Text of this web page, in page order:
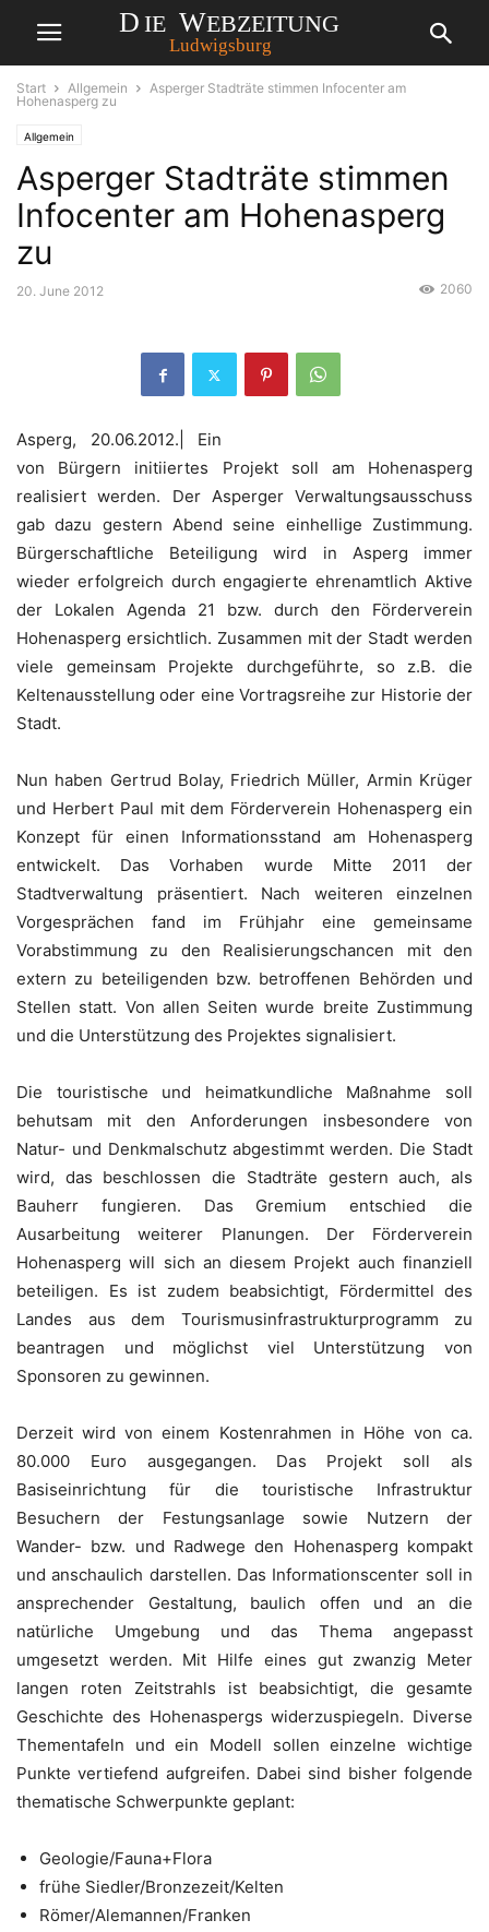
Start Allgemein
Asperger Stadträte stimmen Infocenter am
Hohenasperg zu
Allgemein
Asperger Stadträte stimmen
Infocenter am Hohenasperg
zu
20. June 2012 2060
Asperg, 20.06.2012.| Ein
von Bürgern initiiertes Projekt soll am Hohenasperg
realisiert werden. Der Asperger Verwaltungsausschuss
gab dazu gestern Abend seine einhellige Zustimmung.
Bürgerschaftliche Beteiligung wird in Asperg immer
wieder erfolgreich durch engagierte ehrenamtlich Aktive
der Lokalen Agenda 21 bzw. durch den Förderverein
Hohenasperg ersichtlich. Zusammen mit der Stadt werden
viele gemeinsam Projekte durchgeführte, so z.B. die
Keltenausstellung oder eine Vortragsreihe zur Historie der
Stadt.
Nun haben Gertrud Bolay, Friedrich Müller, Armin Krüger
und Herbert Paul mit dem Förderverein Hohenasperg ein
Konzept für einen Informationsstand am Hohenasperg
entwickelt. Das Vorhaben wurde Mitte 2011 der
Stadtverwaltung präsentiert. Nach weiteren einzelnen
Vorgesprächen fand im Frühjahr eine gemeinsame
Vorabstimmung zu den Realisierungschancen mit den
extern zu beteiligenden bzw. betroffenen Behörden und
Stellen statt. Von allen Seiten wurde breite Zustimmung
und die Unterstützung des Projektes signalisiert.
Die touristische und heimatkundliche Maßnahme soll
behutsam mit den Anforderungen insbesondere von
Natur- und Denkmalschutz abgestimmt werden. Die Stadt
wird, das beschlossen die Stadträte gestern auch, als
Bauherr fungieren. Das Gremium entschied die
Ausarbeitung weiterer Planungen. Der Förderverein
Hohenasperg will sich an diesem Projekt auch finanziell
beteiligen. Es ist zudem beabsichtigt, Fördermittel des
Landes aus dem Tourismusinfrastrukturprogramm zu
beantragen und möglichst viel Unterstützung von
Sponsoren zu gewinnen.
Derzeit wird von einem Kostenrahmen in Höhe von ca.
80.000 Euro ausgegangen. Das Projekt soll als
Basiseinrichtung für die touristische Infrastruktur
Besuchern der Festungsanlage sowie Nutzern der
Wander- bzw. und Radwege den Hohenasperg kompakt
und anschaulich darstellen. Das Informationscenter soll in
ansprechender Gestaltung, baulich offen und an die
natürliche Umgebung und das Thema angepasst
umgesetzt werden. Mit Hilfe eines gut zwanzig Meter
langen roten Zeitstrahls ist beabsichtigt, die gesamte
Geschichte des Hohenaspergs widerzuspiegeln. Diverse
Thementafeln und ein Modell sollen einzelne wichtige
Punkte vertiefend aufgreifen. Dabei sind bisher folgende
thematische Schwerpunkte geplant:
Geologie/Fauna+Flora
frühe Siedler/Bronzezeit/Kelten
Römer/Alemannen/Franken